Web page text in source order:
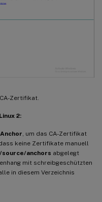
Zertifikat.
2:
, um das CA-Zertifikat
keine Zertifikate manuell
anchors abgelegt
mit schreibgeschützten
in diesem Verzeichnis